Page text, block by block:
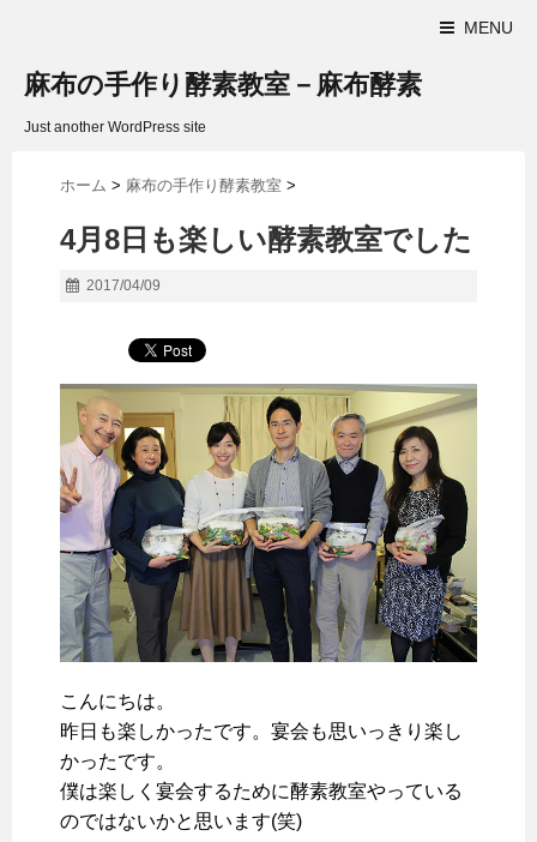
MENU
麻布の手作り酵素教室－麻布酵素
Just another WordPress site
ホーム > 麻布の手作り酵素教室 >
4月8日も楽しい酵素教室でした
2017/04/09
こんにちは。
昨日も楽しかったです。宴会も思いっきり楽し
かったです。
僕は楽しく宴会するために酵素教室やっている
のではないかと思います(笑)